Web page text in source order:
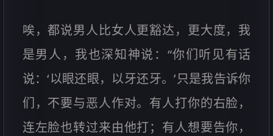
唉，都说男人比女人更豁达，更大度，我
是男人，我也深知神说：“你们听见有话
说：‘以眼还眼，以牙还牙。’只是我告诉你
们，不要与恶人作对。有人打你的右脸，
连左脸也转过来由他打；有人想要告你，